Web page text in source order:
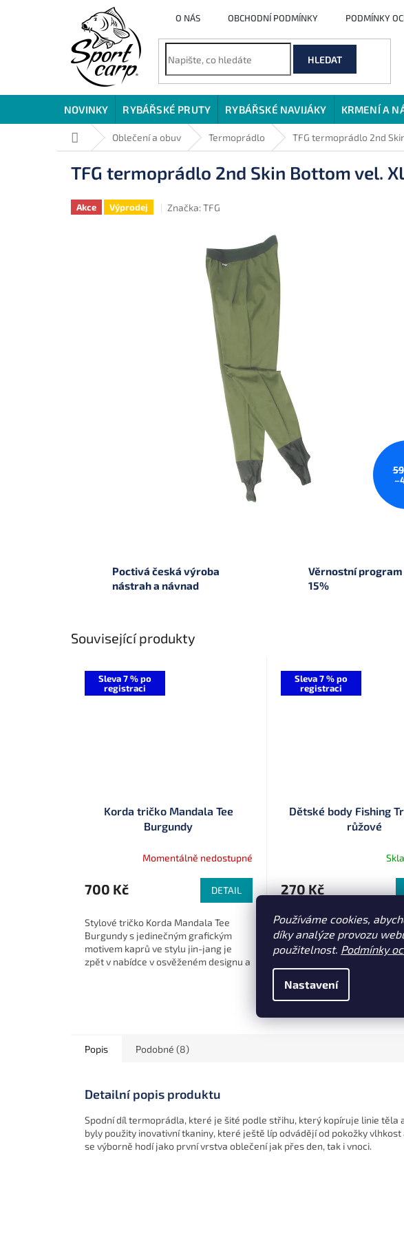
Používáme cookies,
díky analýze provozu
použitelnost. Podmínky
Nastavení
O NÁS OBCHODNÍ PODMÍNKY PODMÍNKY
HLEDAT
NOVINKY RYBÁŘSKÉ PRUTY RYBÁŘSKÉ NAVIJÁKY KRMENÍ A
Domů Oblečení a obuv Termoprádlo TFG termoprádlo 2nd
TFG termoprádlo 2nd Skin Bottom vel.
Akce Výprodej Značka:TFG
Poctivá česká výroba
nástrah a návnad
Věrnostní
15%
Související produkty
Sleva 7 % po
registraci
Korda tričko Mandala Tee
Burgundy
Momentálně nedostupné
700 Kč DETAIL
Stylové tričko Korda Mandala Tee
Burgundy s jedinečným grafickým
motivem kaprů ve stylu jin-jang je
zpět v nabídce v osvěženém designu a
Sleva 7 % po
registraci
Dětské body Fishing
růžové
270 Kč
Vtipné dětské body „Fishing
v růžové barvě potěší
rybářského tátu. Ideální
příjemného bavlněného
50 - 56 / 0 - 2 měsíce
Popis Podobné (8)
Detailní popis produktu
Spodní díl termoprádla, které je šité podle střihu, který kopíruje linie těla
byly použity inovativní tkaniny, které ještě líp odvádějí od pokožky
se výborně hodí jako první vrstva oblečení jak přes den, tak i vnoci.